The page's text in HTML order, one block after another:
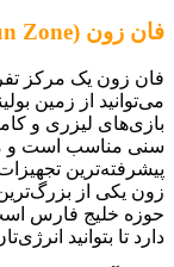
فان زون (Fun Zone)
فان زون یک مرکز
می‌توانید از زمین
بازی‌های لیزری و
سنی مناسب است و
پیشرفته‌ترین
زون یکی از
حوزه خلیج فارس
دارد تا بتوانید